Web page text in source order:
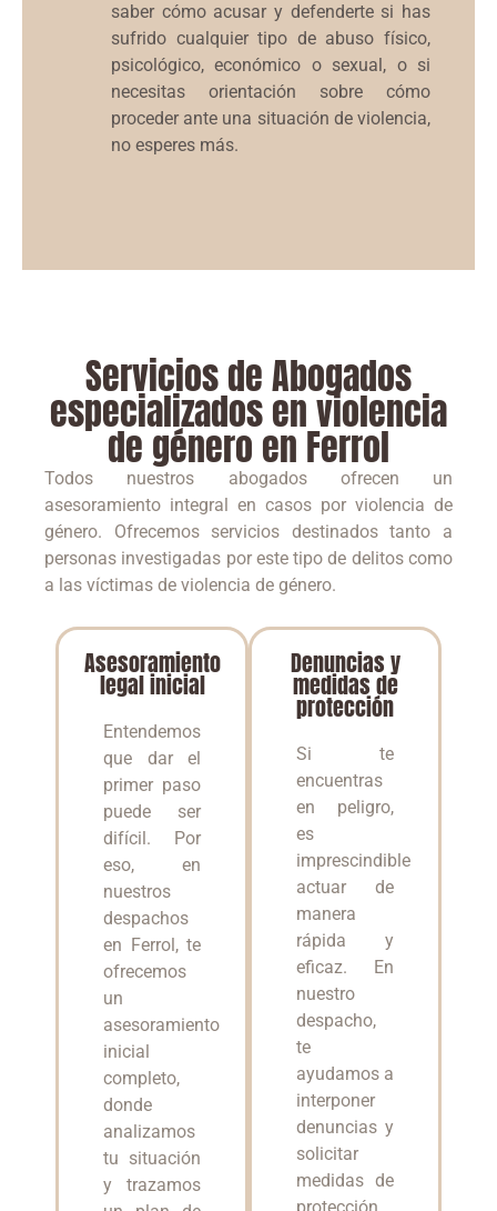
saber cómo acusar y defenderte si has
sufrido cualquier tipo de abuso físico,
psicológico, económico o sexual, o si
necesitas orientación sobre cómo
proceder ante una situación de violencia,
no esperes más.
Servicios de Abogados
especializados en violencia
de género en Ferrol
Todos nuestros abogados ofrecen un
asesoramiento integral en casos por violencia de
género. Ofrecemos servicios destinados tanto a
personas investigadas por este tipo de delitos como
a las víctimas de violencia de género.
Asesoramiento
legal inicial
Entendemos
que dar el
primer paso
puede ser
difícil. Por
eso, en
nuestros
despachos
en Ferrol, te
ofrecemos
un
asesoramiento
inicial
completo,
donde
analizamos
tu situación
y trazamos
Denuncias y
medidas de
protección
Si te
encuentras
en peligro,
es
imprescindible
actuar de
manera
rápida y
eficaz. En
nuestro
despacho,
te
ayudamos a
interponer
denuncias y
solicitar
medidas de
protección